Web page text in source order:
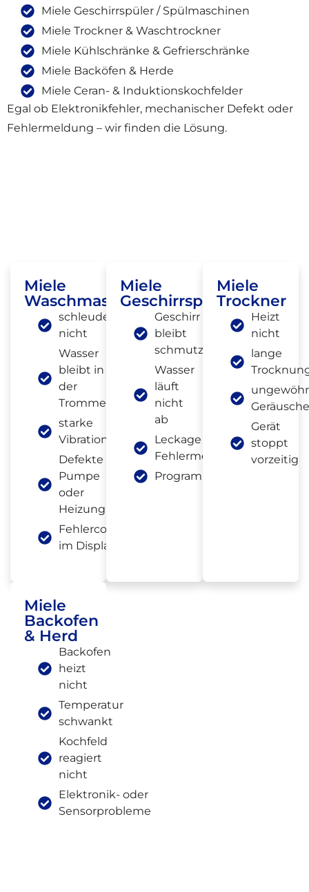
Miele Geschirrspüler / Spülmaschinen
Miele Trockner & Waschtrockner
Miele Kühlschränke & Gefrierschränke
Miele Backöfen & Herde
Miele Ceran- & Induktionskochfelder
Egal ob Elektronikfehler, mechanischer Defekt oder
Fehlermeldung – wir finden die Lösung.
Miele
Waschmaschine
schleudert
nicht
Wasser
bleibt in
der
Trommel
starke
Vibrationen
Defekte
Pumpe
oder
Heizung
Fehlercode
im Display
Miele
Geschirrspüler
Geschirr
bleibt
schmutzig
Wasser
läuft
nicht
ab
Leckage oder
Fehlermeldung
Programmabbruch
Miele
Trockner
Heizt
nicht
lange
Geräusche
Gerät
stoppt
vorzeitig
Miele
Backofen
& Herd
Backofen
heizt
nicht
Temperatur
schwankt
Kochfeld
reagiert
nicht
Elektronik- oder
Sensorprobleme